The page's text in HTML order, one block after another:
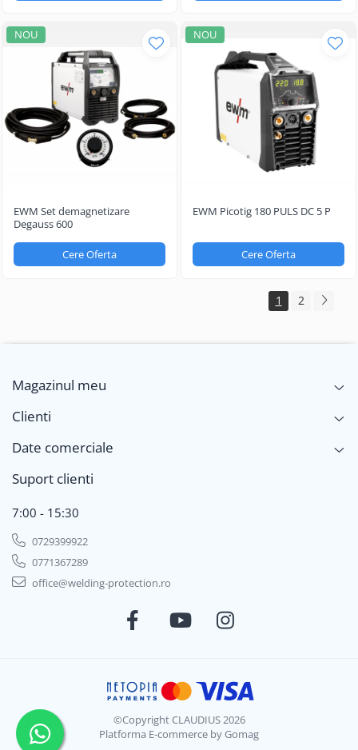
NOU
EWM Set demagnetizare
Degauss 600
Cere Oferta
NOU
EWM Picotig 180 PULS DC 5 P
Cere Oferta
1 2
Magazinul meu
Clienti
Date comerciale
Suport clienti
7:00 - 15:30
0729399922
0771367289
office@welding-protection.ro
©Copyright CLAUDIUS 2026
Platforma E-commerce by Gomag